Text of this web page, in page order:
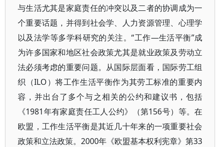
与生活尤其是家庭责任的冲突以及二者的协调成为一
个重要话题，并得到社会学、人力资源管理、心理学
以及法学等多学科研究的关注。“工作—生活平衡”成
为许多国家和地区社会政策尤其是就业政策及劳动立
法必须考虑的重要问题。从国际层面看，国际劳工组
织（ILO）将工作生活平衡作为其劳工标准的重要内
容，并出台了多个与之相关的公约和建议书，包括
《1981年有家庭责任工人公约》（第156号）等。在
欧盟，工作生活平衡是其近几十年来的一项重要社会
政策和立法政策。2000年《欧盟基本权利宪章》第33